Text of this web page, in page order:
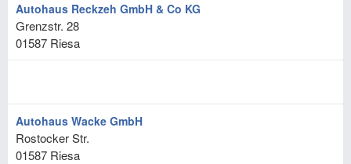
Autohaus Reckzeh GmbH & Co KG
Grenzstr. 28
01587 Riesa
Autohaus Wacke GmbH
Rostocker Str.
01587 Riesa